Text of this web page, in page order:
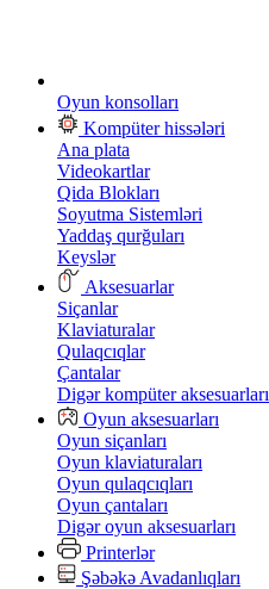
Oyun konsolları
Kompüter hissələri
Ana plata
Videokartlar
Qida Blokları
Soyutma Sistemləri
Yaddaş qurğuları
Keyslər
Aksesuarlar
Siçanlar
Klaviaturalar
Qulaqcıqlar
Çantalar
Digər kompüter aksesuarları
Oyun aksesuarları
Oyun siçanları
Oyun klaviaturaları
Oyun qulaqcıqları
Oyun çantaları
Digər oyun aksesuarları
Printerlər
Şəbəkə Avadanlıqları